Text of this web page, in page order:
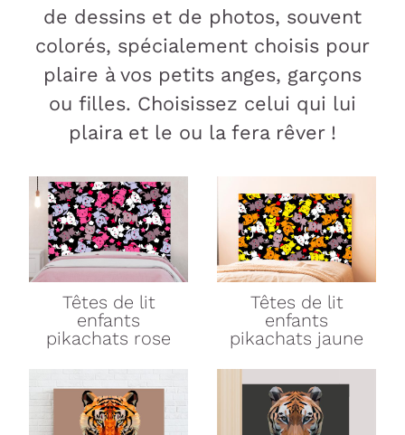
de dessins et de photos, souvent
colorés, spécialement choisis pour
plaire à vos petits anges, garçons
ou filles. Choisissez celui qui lui
plaira et le ou la fera rêver !
Têtes de lit
enfants
pikachats rose
Têtes de lit
enfants
pikachats jaune